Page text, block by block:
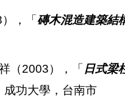
，「磚木混造建築結
（2003），「 日式梁
功大學，台南市